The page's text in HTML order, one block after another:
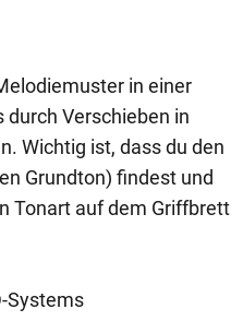
in einer
durch Verschieben in
Wichtig ist, dass du den
Grundton) findest und
Tonart auf dem Griffbrett
Systems